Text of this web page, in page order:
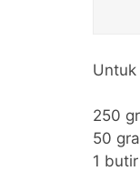
250
50
1